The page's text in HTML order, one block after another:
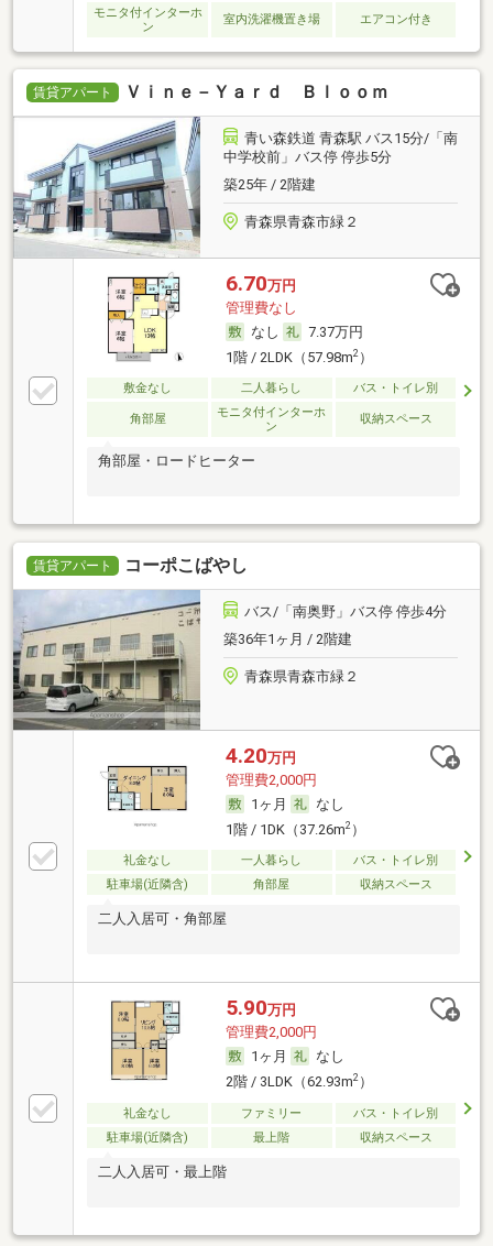
モニタ付インターホ
ン
室内洗濯機置き場 エアコン付き
賃貸アパート Ｖｉｎｅ－Ｙａｒｄ Ｂｌｏｏｍ
青い森鉄道 青森駅 バス15分/「南
中学校前」バス停 停歩5分
築25年 / 2階建
青森県青森市緑２
6.70万円
管理費なし
なし
7.37万円
1階 / 2LDK（57.98m2）
敷金なし 二人暮らし バス・トイレ別
角部屋
モニタ付インターホ
ン
収納スペース
角部屋・ロードヒーター
賃貸アパート コーポこばやし
バス/「南奥野」バス停 停歩4分
築36年1ヶ月 / 2階建
青森県青森市緑２
4.20万円
管理費2,000円
1ヶ月
なし
1階 / 1DK（37.26m2）
礼金なし 一人暮らし
バス・トイレ別
駐車場(近隣含)
角部屋 収納スペース
二人入居可・角部屋
5.90万円
管理費2,000円
1ヶ月
なし
2階 / 3LDK（62.93m2）
礼金なし ファミリー
バス・トイレ別
駐車場(近隣含)
最上階 収納スペース
二人入居可・最上階